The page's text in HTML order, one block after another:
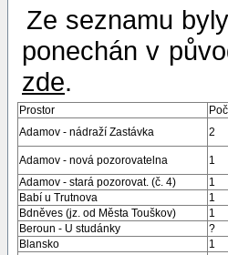
Ze seznamu
ponechán v
zde.
Prostor
Adamov - nádraží Zastávka
2
Adamov - nová pozorovatelna 1
Adamov - stará pozorovat. (č. 4)
1
Babí u Trutnova
1
Bdněves (jz. od Města Touškov)
1
Beroun - U studánky
?
Blansko
1